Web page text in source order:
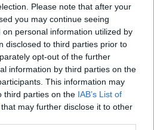
Please note that after your
you may continue seeing
personal information utilized by
disclosed to third parties prior to
opt-out of the further
information by third parties on the
This information may
third parties on the IAB’s List of
that may further disclose it to other
Cenergy Holdings: Άνοδος 45%
στα καθαρά κέρδη του α΄
εξαμήνου, στα 138 εκατ. ευρώ
την αγορά leasing